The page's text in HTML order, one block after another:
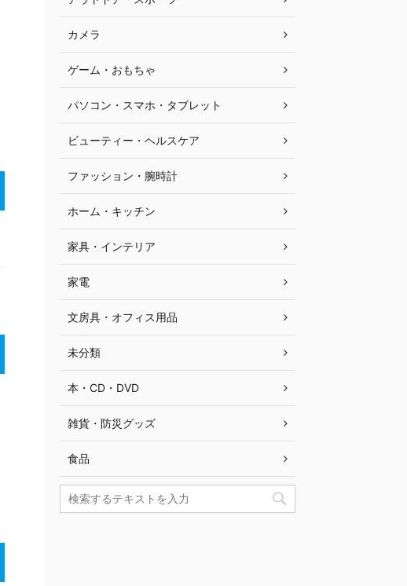
カメラ
ゲーム・おもちゃ
パソコン・スマホ・タブレット
ビューティー・ヘルスケア
ファッション・腕時計
ホーム・キッチン
家具・インテリア
家電
文房具・オフィス用品
未分類
本・CD・DVD
雑貨・防災グッズ
食品